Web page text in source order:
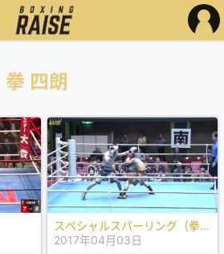
四朗
スペシャルスパーリング（拳 四朗 VS 京口 紘人）
2017年04月03日